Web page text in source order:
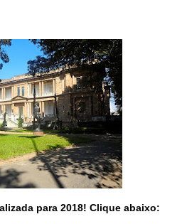
para 2018! Clique abaixo: